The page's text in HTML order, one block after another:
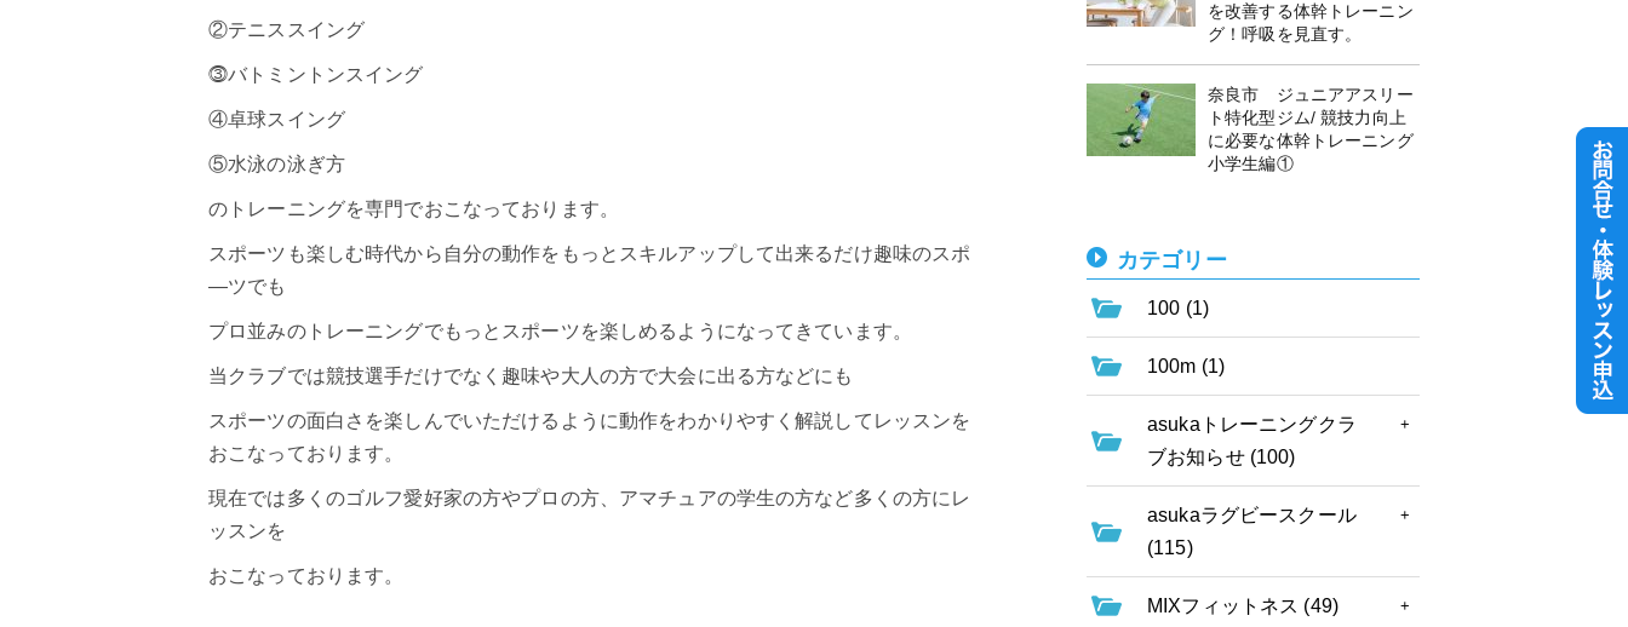
②テニススイング
⓷バトミントンスイング
④卓球スイング
⑤水泳の泳ぎ方
のトレーニングを専門でおこなっております。
スポーツも楽しむ時代から自分の動作をもっとスキルアップして出来るだけ趣味のスポ
―ツでも
プロ並みのトレーニングでもっとスポーツを楽しめるようになってきています。
当クラブでは競技選手だけでなく趣味や大人の方で大会に出る方などにも
スポーツの面白さを楽しんでいただけるように動作をわかりやすく解説してレッスンを
おこなっております。
現在では多くのゴルフ愛好家の方やプロの方、アマチュアの学生の方など多くの方にレ
ッスンを
おこなっております。
を改善する体幹トレーニン
グ！呼吸を見直す。
奈良市 ジュニアアスリー
ト特化型ジム/ 競技力向上
に必要な体幹トレーニング
小学生編①
カテゴリー
100 (1)
100m (1)
asukaトレーニングクラ
ブお知らせ (100)
asukaラグビースクール
(115)
MIXフィットネス (49)